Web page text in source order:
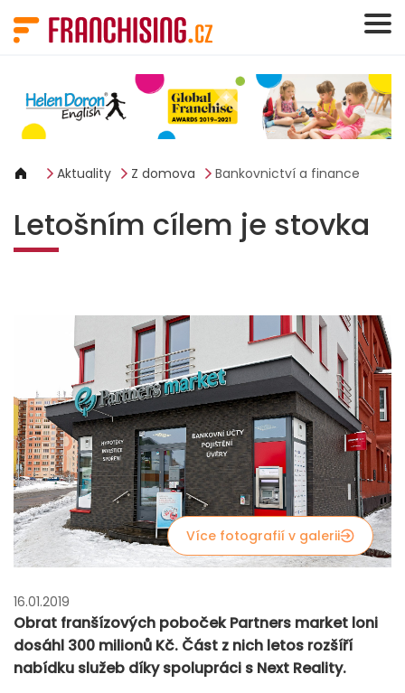
Aktuality Z domova Bankovnictví a finance
Letošním cílem je stovka
Více fotografií v galerii
16.01.2019
Obrat franšízových poboček Partners market loni
dosáhl 300 milionů Kč. Část z nich letos rozšíří
nabídku služeb díky spolupráci s Next Reality.